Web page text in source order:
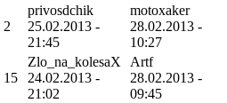
2
privosdchik
25.02.2013 -
21:45
motoxaker
28.02.2013 -
10:27
15
Zlo_na_kolesaX
24.02.2013 -
21:02
Artf
28.02.2013 -
09:45